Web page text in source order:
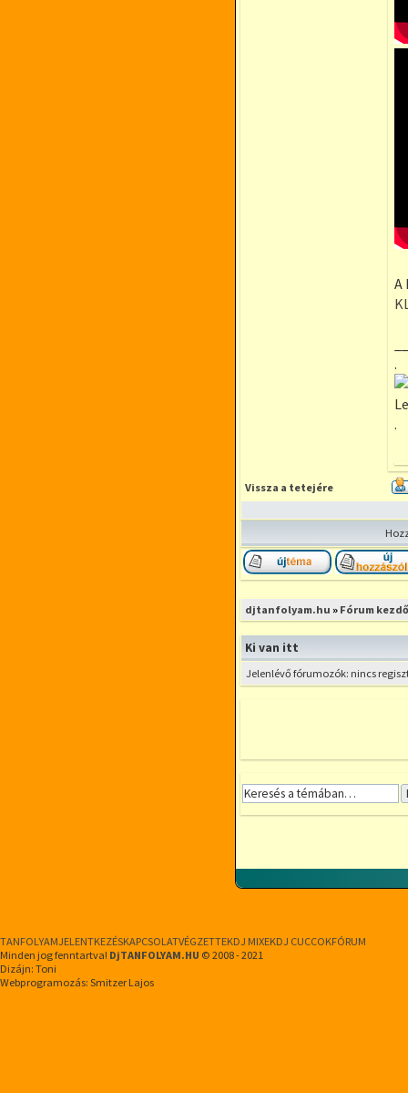
A
.
.
Vissza a tetejére
Új téma nyitása
djtanfolyam.hu » Fórum
Ki van itt
Jelenlévő fórumozók: nincs
TANFOLYAMJELENTKEZÉSKAPCSOLATVÉGZETTEKDJ MIXEKDJ CUCCOKFÓRUM
Minden jog fenntartva! DjTANFOLYAM.HU © 2008 - 2021
Dizájn: Toni
Webprogramozás: Smitzer Lajos